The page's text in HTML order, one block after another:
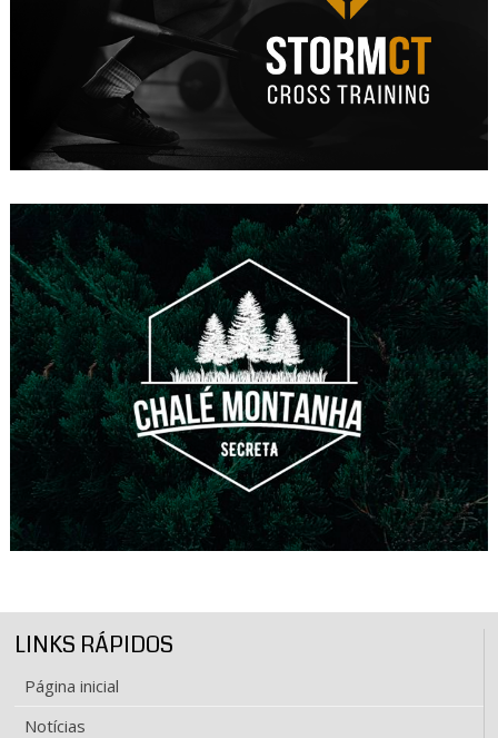
LINKS RÁPIDOS
Página inicial
Notícias